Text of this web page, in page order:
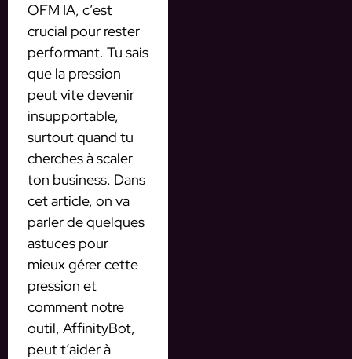
OFM IA, c’est
crucial pour rester
performant. Tu sais
que la pression
peut vite devenir
insupportable,
surtout quand tu
cherches à scaler
ton business. Dans
cet article, on va
parler de quelques
astuces pour
mieux gérer cette
pression et
comment notre
outil, AffinityBot,
peut t’aider à